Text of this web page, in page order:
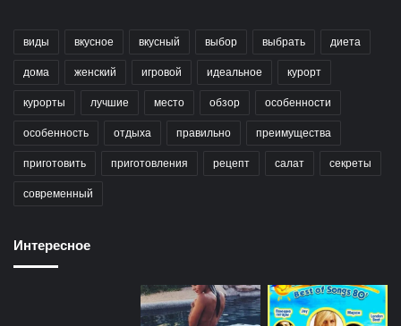
виды вкусное вкусный выбор выбрать диета
дома женский игровой идеальное курорт
курорты лучшие место обзор особенности
особенность отдыха правильно преимущества
приготовить приготовления рецепт салат секреты
современный
Интересное